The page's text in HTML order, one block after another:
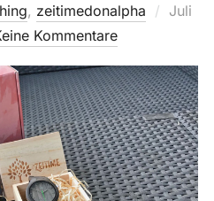
, zeitimedonalpha
Juli
Kommentare